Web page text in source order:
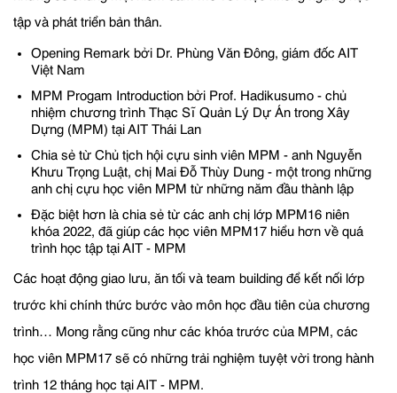
tập và phát triển bản thân.
Opening Remark bởi Dr. Phùng Văn Đông, giám đốc AIT
Việt Nam
MPM Progam Introduction bởi Prof. Hadikusumo - chủ
nhiệm chương trình Thạc Sĩ Quản Lý Dự Án trong Xây
Dựng (MPM) tại AIT Thái Lan
Chia sẻ từ Chủ tịch hội cựu sinh viên MPM - anh Nguyễn
Khưu Trọng Luật, chị Mai Đỗ Thùy Dung - một trong những
anh chị cựu học viên MPM từ những năm đầu thành lập
Đặc biệt hơn là chia sẻ từ các anh chị lớp MPM16 niên
khóa 2022, đã giúp các học viên MPM17 hiểu hơn về quá
trình học tập tại AIT - MPM
Các hoạt động giao lưu, ăn tối và team building để kết nối lớp
trước khi chính thức bước vào môn học đầu tiên của chương
trình… Mong rằng cũng như các khóa trước của MPM, các
học viên MPM17 sẽ có những trải nghiệm tuyệt vời trong hành
trình 12 tháng học tại AIT - MPM.